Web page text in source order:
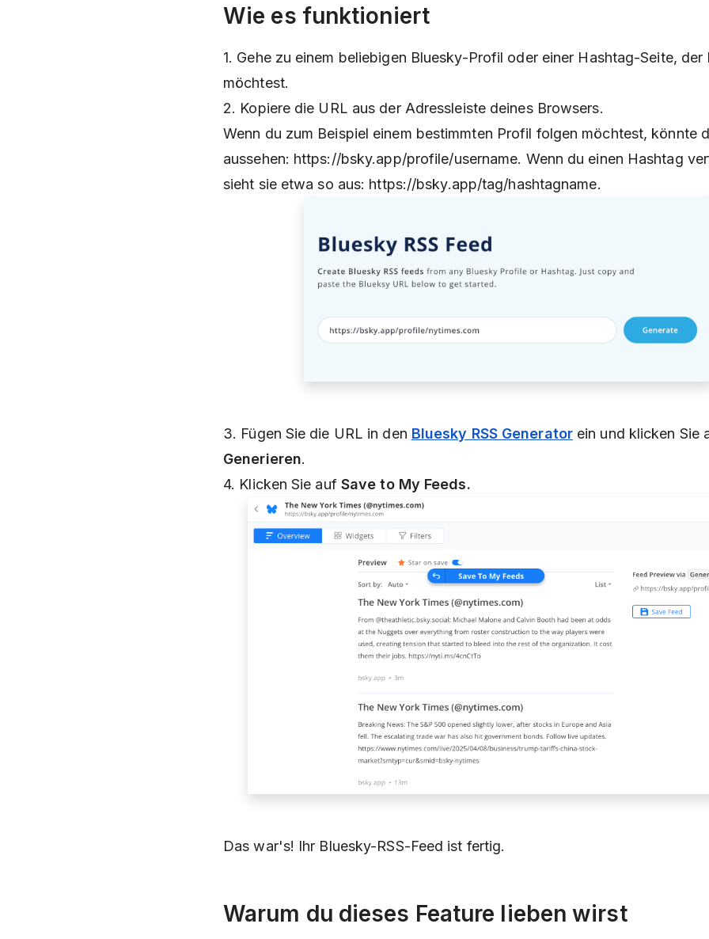
Wie es funktioniert
1. Gehe zu einem beliebigen Bluesky-Profil oder einer Hashtag-Seite, der
möchtest.
2. Kopiere die URL aus der Adressleiste deines Browsers.
Wenn du zum Beispiel einem bestimmten Profil folgen möchtest, könnte
aussehen: https://bsky.app/profile/username. Wenn du einen Hashtag
sieht sie etwa so aus: https://bsky.app/tag/hashtagname.
3. Fügen Sie die URL in den Bluesky RSS Generator ein und klicken Sie
Generieren.
4. Klicken Sie auf Save to My Feeds.
Das war's! Ihr Bluesky-RSS-Feed ist fertig.
Warum du dieses Feature lieben wirst